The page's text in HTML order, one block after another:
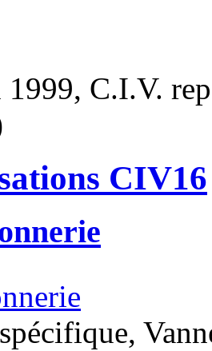
1999, C.I.V.
CIV16